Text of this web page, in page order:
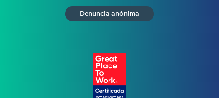
Denuncia anónima